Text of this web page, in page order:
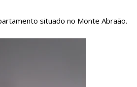
situado no Monte Abraão.